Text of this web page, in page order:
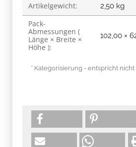
Artikelgewicht: 2,50 kg
Pack-
Abmessungen (
Länge × Breite ×
Höhe ):
102,00 ×
* Kategorisierung - entspricht